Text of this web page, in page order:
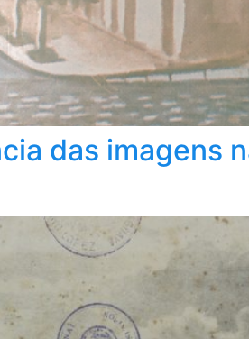
das imagens